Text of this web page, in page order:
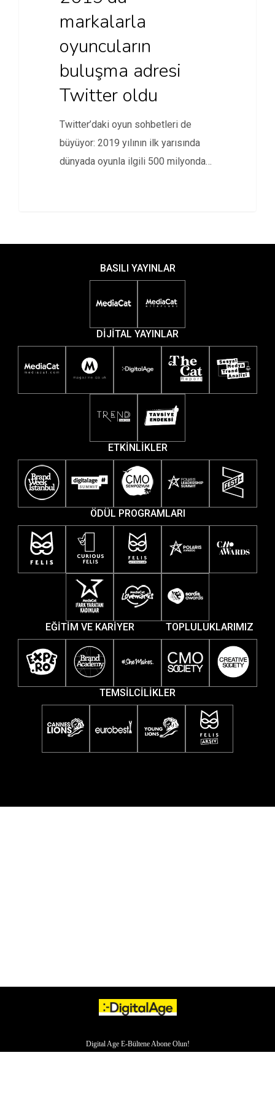
markalarla
oyuncuların
buluşma adresi
Twitter oldu
Twitter’daki oyun sohbetleri de
büyüyor: 2019 yılının ilk yarısında
dünyada oyunla ilgili 500 milyondan
BASILI YAYINLAR
DİJİTAL YAYINLAR
ETKİNLİKLER
ÖDÜL PROGRAMLARI
EĞİTİM VE KARİYER TOPLULUKLARIMIZ
TEMSİLCİLİKLER
Digital Age E-Bültene Abone Olun!